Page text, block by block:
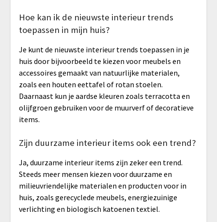
Hoe kan ik de nieuwste interieur trends
toepassen in mijn huis?
Je kunt de nieuwste interieur trends toepassen in je
huis door bijvoorbeeld te kiezen voor meubels en
accessoires gemaakt van natuurlijke materialen,
zoals een houten eettafel of rotan stoelen.
Daarnaast kun je aardse kleuren zoals terracotta en
olijfgroen gebruiken voor de muurverf of decoratieve
items.
Zijn duurzame interieur items ook een trend?
Ja, duurzame interieur items zijn zeker een trend.
Steeds meer mensen kiezen voor duurzame en
milieuvriendelijke materialen en producten voor in
huis, zoals gerecyclede meubels, energiezuinige
verlichting en biologisch katoenen textiel.